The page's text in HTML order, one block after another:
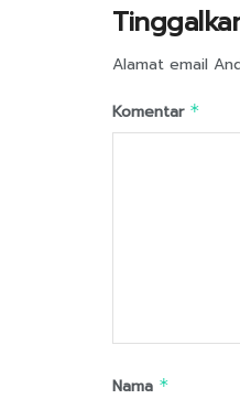
Alamat email
Komentar *
Nama *